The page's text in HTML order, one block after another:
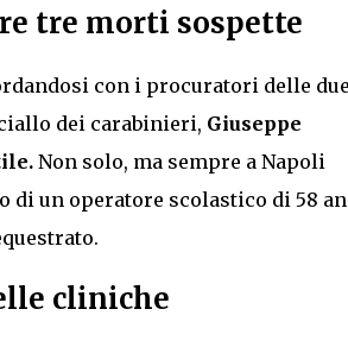
tre morti sospette
con i procuratori delle due
dei carabinieri, Giuseppe
Non solo, ma sempre a Napoli
di un operatore scolastico di 58
cliniche